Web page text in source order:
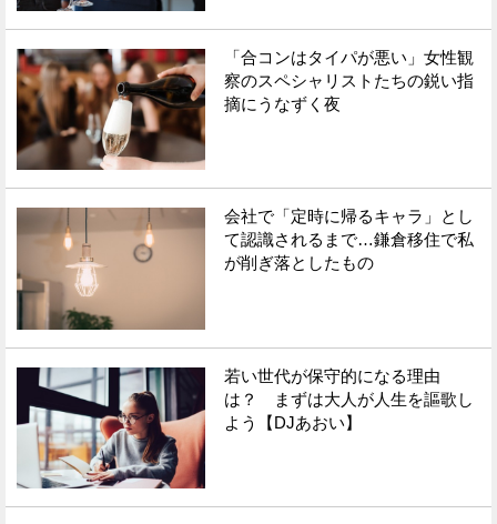
「合コンはタイパが悪い」女性観
察のスペシャリストたちの鋭い指
摘にうなずく夜
会社で「定時に帰るキャラ」とし
て認識されるまで…鎌倉移住で私
が削ぎ落としたもの
若い世代が保守的になる理由
は？ まずは大人が人生を謳歌し
よう【DJあおい】